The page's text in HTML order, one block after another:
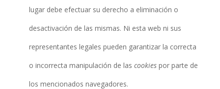
lugar debe efectuar su derecho a eliminación o
desactivación de las mismas. Ni esta web ni sus
representantes legales pueden garantizar la correcta
o incorrecta manipulación de las cookiespor parte de
los mencionados navegadores.